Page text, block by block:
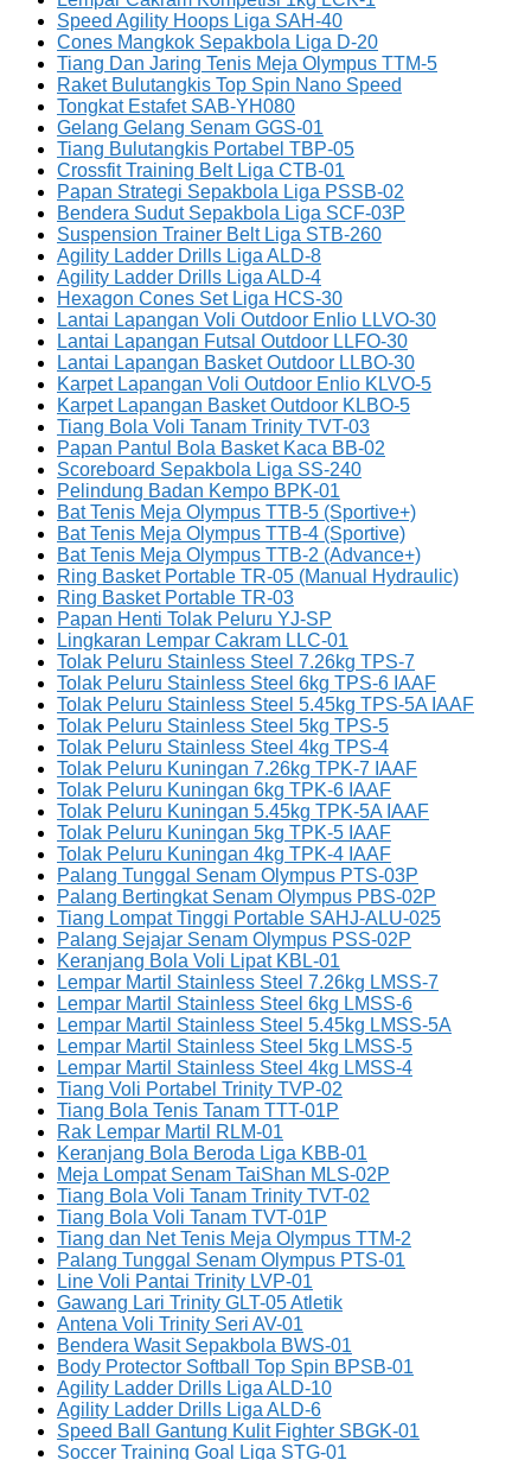
Speed Agility Hoops Liga SAH-40
Cones Mangkok Sepakbola Liga D-20
Tiang Dan Jaring Tenis Meja Olympus TTM-5
Raket Bulutangkis Top Spin Nano Speed
Tongkat Estafet SAB-YH080
Gelang Gelang Senam GGS-01
Tiang Bulutangkis Portabel TBP-05
Crossfit Training Belt Liga CTB-01
Papan Strategi Sepakbola Liga PSSB-02
Bendera Sudut Sepakbola Liga SCF-03P
Suspension Trainer Belt Liga STB-260
Agility Ladder Drills Liga ALD-8
Agility Ladder Drills Liga ALD-4
Hexagon Cones Set Liga HCS-30
Lantai Lapangan Voli Outdoor Enlio LLVO-30
Lantai Lapangan Futsal Outdoor LLFO-30
Lantai Lapangan Basket Outdoor LLBO-30
Karpet Lapangan Voli Outdoor Enlio KLVO-5
Karpet Lapangan Basket Outdoor KLBO-5
Tiang Bola Voli Tanam Trinity TVT-03
Papan Pantul Bola Basket Kaca BB-02
Scoreboard Sepakbola Liga SS-240
Pelindung Badan Kempo BPK-01
Bat Tenis Meja Olympus TTB-5 (Sportive+)
Bat Tenis Meja Olympus TTB-4 (Sportive)
Bat Tenis Meja Olympus TTB-2 (Advance+)
Ring Basket Portable TR-05 (Manual Hydraulic)
Ring Basket Portable TR-03
Papan Henti Tolak Peluru YJ-SP
Lingkaran Lempar Cakram LLC-01
Tolak Peluru Stainless Steel 7.26kg TPS-7
Tolak Peluru Stainless Steel 6kg TPS-6 IAAF
Tolak Peluru Stainless Steel 5.45kg TPS-5A IAAF
Tolak Peluru Stainless Steel 5kg TPS-5
Tolak Peluru Stainless Steel 4kg TPS-4
Tolak Peluru Kuningan 7.26kg TPK-7 IAAF
Tolak Peluru Kuningan 6kg TPK-6 IAAF
Tolak Peluru Kuningan 5.45kg TPK-5A IAAF
Tolak Peluru Kuningan 5kg TPK-5 IAAF
Tolak Peluru Kuningan 4kg TPK-4 IAAF
Palang Tunggal Senam Olympus PTS-03P
Palang Bertingkat Senam Olympus PBS-02P
Tiang Lompat Tinggi Portable SAHJ-ALU-025
Palang Sejajar Senam Olympus PSS-02P
Keranjang Bola Voli Lipat KBL-01
Lempar Martil Stainless Steel 7.26kg LMSS-7
Lempar Martil Stainless Steel 6kg LMSS-6
Lempar Martil Stainless Steel 5.45kg LMSS-5A
Lempar Martil Stainless Steel 5kg LMSS-5
Lempar Martil Stainless Steel 4kg LMSS-4
Tiang Voli Portabel Trinity TVP-02
Tiang Bola Tenis Tanam TTT-01P
Rak Lempar Martil RLM-01
Keranjang Bola Beroda Liga KBB-01
Meja Lompat Senam TaiShan MLS-02P
Tiang Bola Voli Tanam Trinity TVT-02
Tiang Bola Voli Tanam TVT-01P
Tiang dan Net Tenis Meja Olympus TTM-2
Palang Tunggal Senam Olympus PTS-01
Line Voli Pantai Trinity LVP-01
Gawang Lari Trinity GLT-05 Atletik
Antena Voli Trinity Seri AV-01
Bendera Wasit Sepakbola BWS-01
Body Protector Softball Top Spin BPSB-01
Agility Ladder Drills Liga ALD-10
Agility Ladder Drills Liga ALD-6
Speed Ball Gantung Kulit Fighter SBGK-01
Soccer Training Goal Liga STG-01